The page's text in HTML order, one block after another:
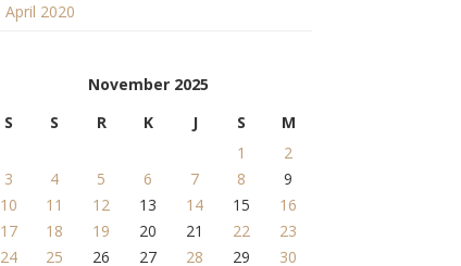
April 2020
November 2025
S
S R K J S
M
1
2
3
4 5 6 7 8
9
10
11 12 13 14 15
16
17
18 19 20 21 22
23
24
25 26 27 28 29 30